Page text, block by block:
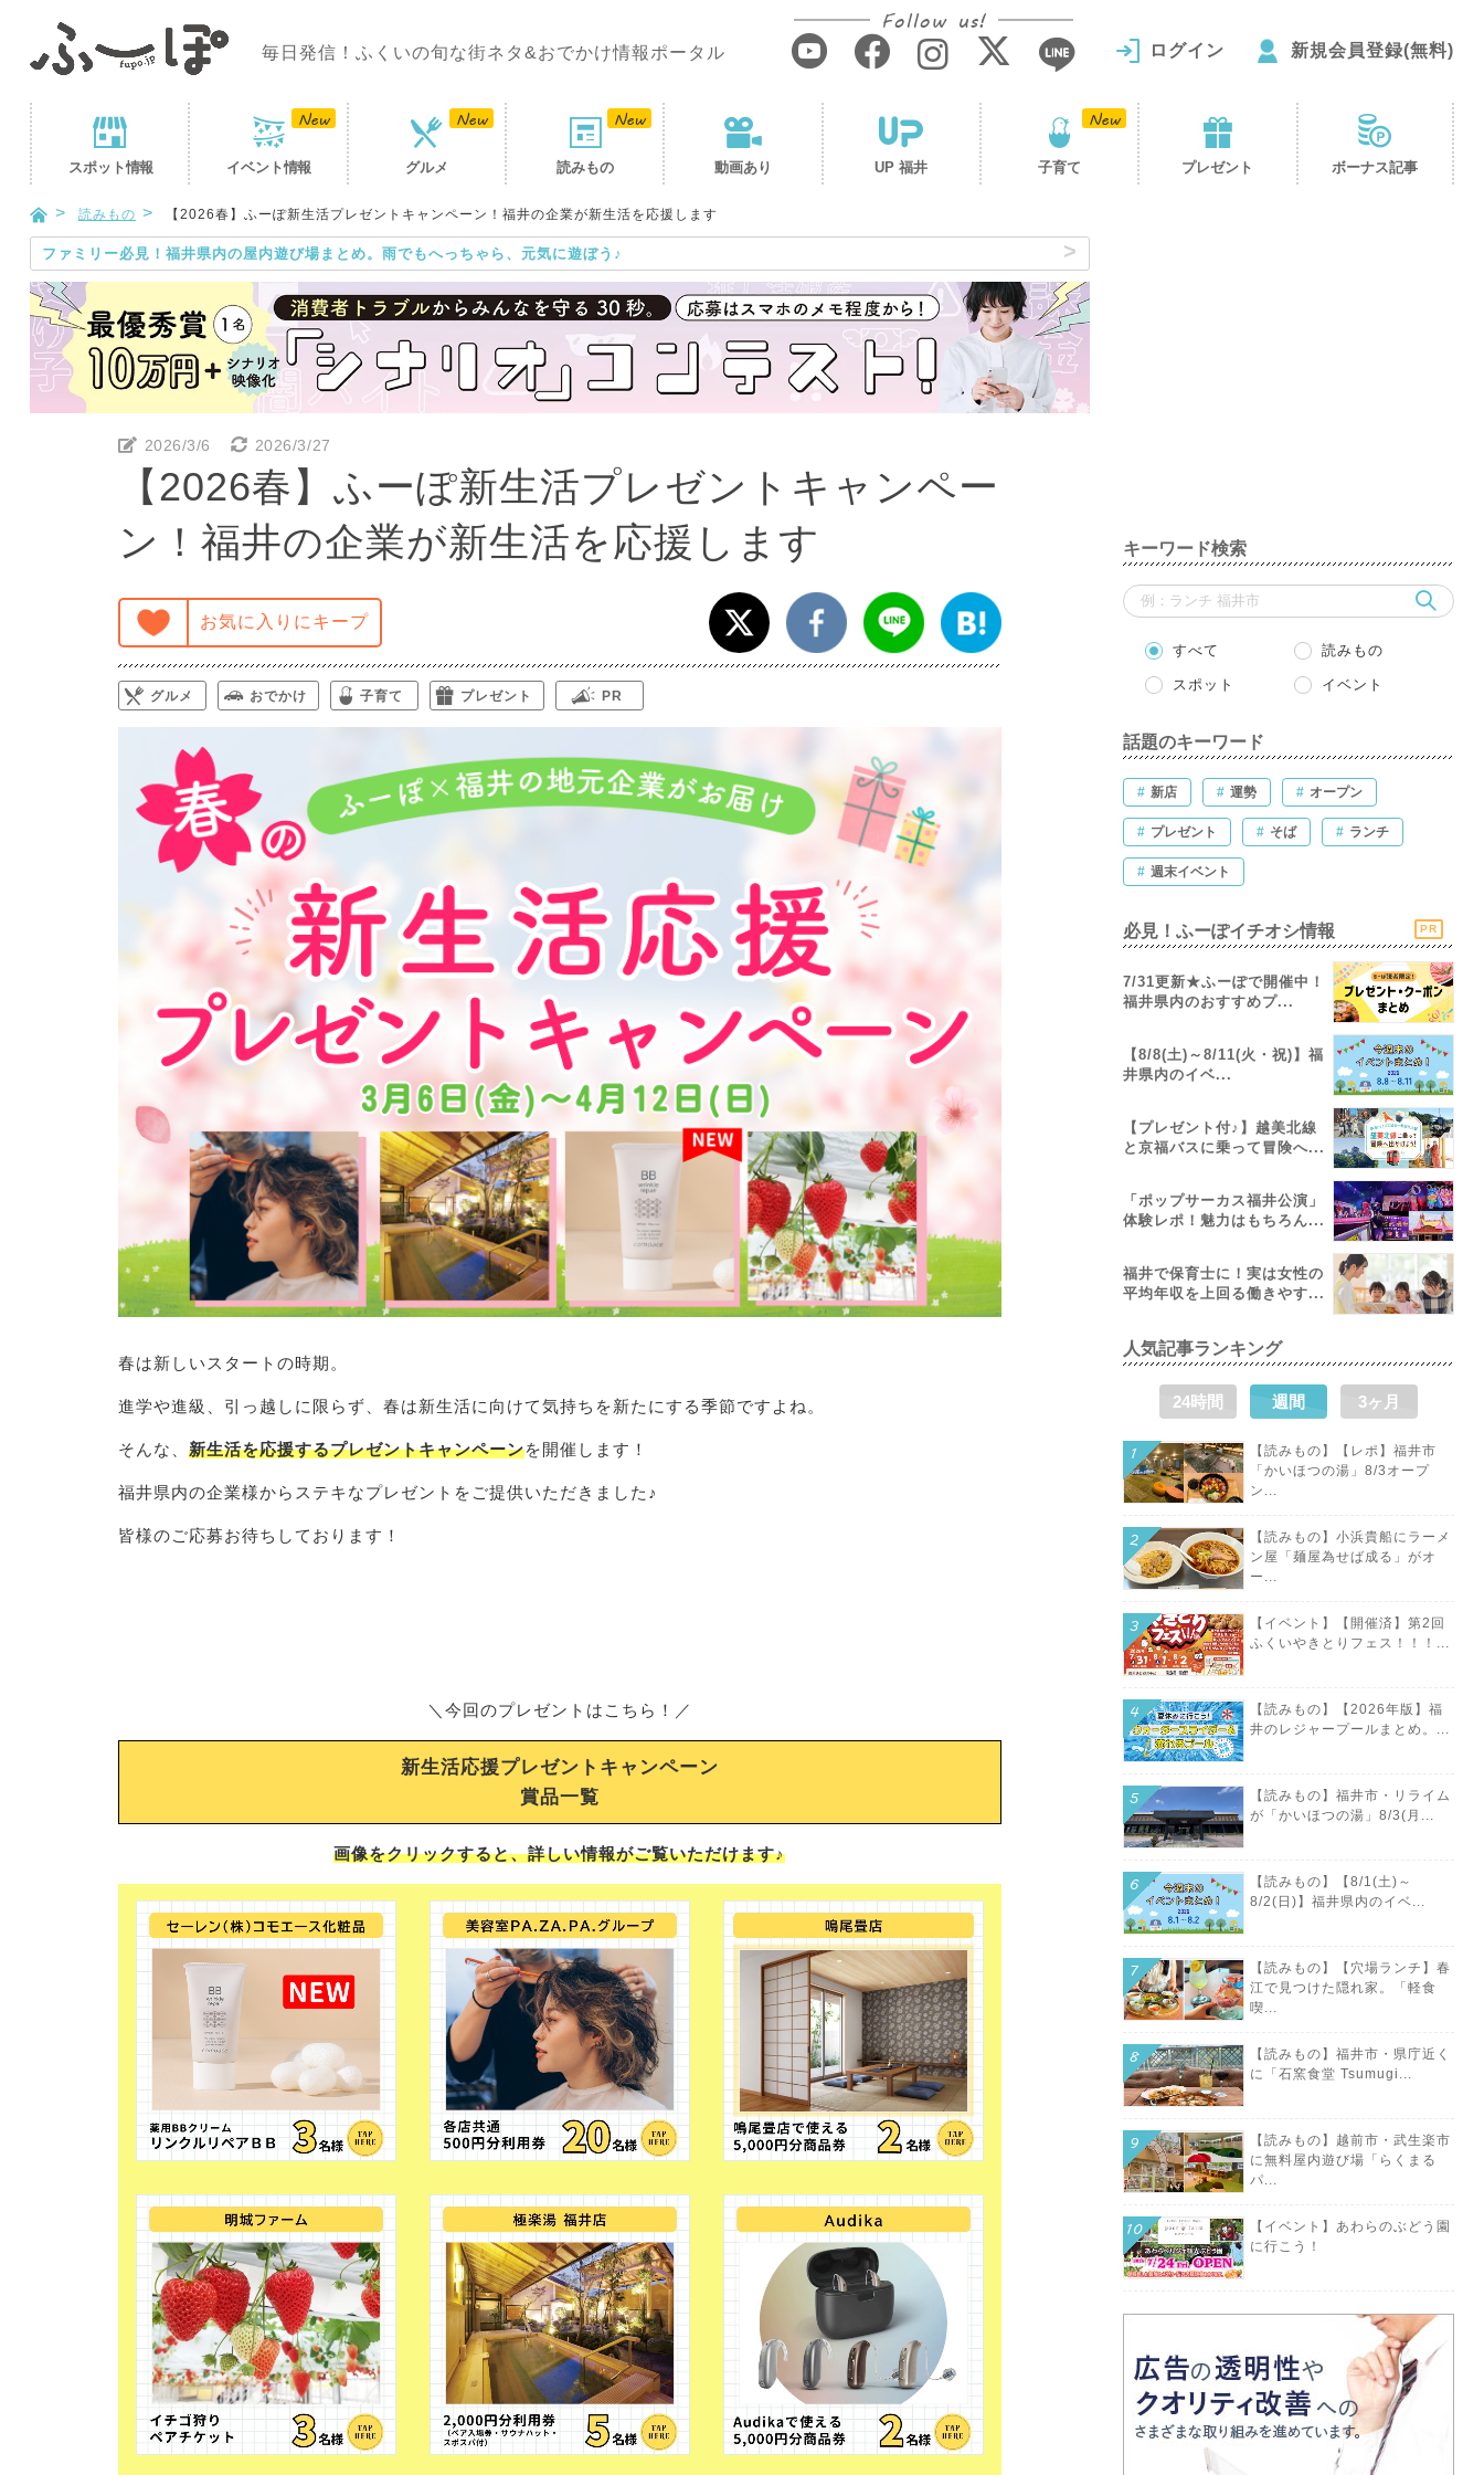
毎日発信！ふくいの旬な街ネタ&おでかけ情報ポータル
Follow us!
ログイン 新規会員登録(無料)
スポット情報 イベント情報 グルメ 読みもの 動画あり UP 福井 子育て プレゼント ボーナス記事
読みもの 【2026春】ふーぽ新生活プレゼントキャンペーン！福井の企業が新生活を応援します
ファミリー必見！福井県内の屋内遊び場まとめ。雨でもへっちゃら、元気に遊ぼう♪
2026/3/6 2026/3/27
【2026春】ふーぽ新生活プレゼントキャンペー
ン！福井の企業が新生活を応援します
お気に入りにキープ
グルメ おでかけ 子育て プレゼント PR
春は新しいスタートの時期。
進学や進級、引っ越しに限らず、春は新生活に向けて気持ちを新たにする季節ですよね。
そんな、 新生活を応援するプレゼントキャンペーンを開催します！
福井県内の企業様からステキなプレゼントをご提供いただきました♪
皆様のご応募お待ちしております！
＼今回のプレゼントはこちら！／
新生活応援プレゼントキャンペーン
賞品一覧
画像をクリックすると、詳しい情報がご覧いただけます♪
キーワード検索
すべて 読みもの
スポット イベント
話題のキーワード
# 新店 # 運勢 # オープン
# プレゼント # そば # ランチ
# 週末イベント
必見！ふーぽイチオシ情報 PR
7/31更新★ふーぽで開催中！
福井県内のおすすめプ...
【8/8(土)～8/11(火・祝)】福
井県内のイベ...
【プレゼント付♪】越美北線
と京福バスに乗って冒険へ...
「ポップサーカス福井公演」
体験レポ！魅力はもちろん...
福井で保育士に！実は女性の
平均年収を上回る働きやす...
人気記事ランキング
24時間 週間 3ヶ月
【読みもの】【レポ】福井市
「かいほつの湯」8/3オープ
ン...
【読みもの】小浜貴船にラーメ
ン屋「麺屋為せば成る」がオ
ー...
【イベント】【開催済】第2回
ふくいやきとりフェス！！！...
【読みもの】【2026年版】福
井のレジャープールまとめ。...
【読みもの】福井市・リライム
が「かいほつの湯」8/3(月...
【読みもの】【8/1(土)～
8/2(日)】福井県内のイベ...
【読みもの】【穴場ランチ】春
江で見つけた隠れ家。「軽食
喫...
【読みもの】福井市・県庁近く
に「石窯食堂 Tsumugi...
【読みもの】越前市・武生楽市
に無料屋内遊び場「らくまる
パ...
【イベント】あわらのぶどう園
に行こう！